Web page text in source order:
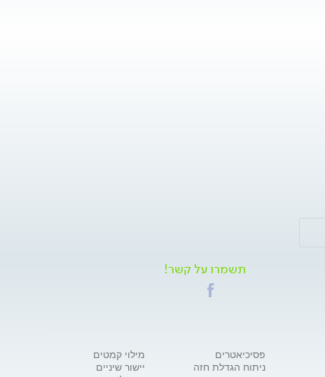
תשמרו על קשר!
פסיכיאטרים
ניתוח הגדלת חזה
מילוי קמטים
יישור שיניים